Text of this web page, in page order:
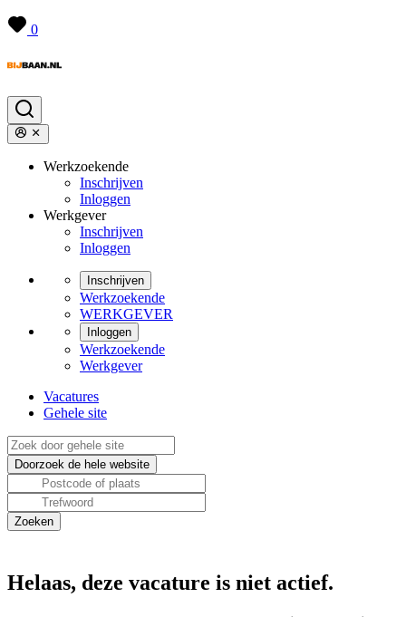
0
Werkzoekende
Inschrijven
Inloggen
Werkgever
Inschrijven
Inloggen
Inschrijven
Werkzoekende
WERKGEVER
Inloggen
Werkzoekende
Werkgever
Vacatures
Gehele site
Helaas, deze vacature is niet actief.